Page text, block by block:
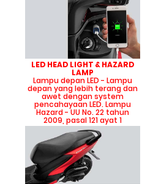
LED HEAD LIGHT & HAZARD
LAMP
Lampu depan LED - Lampu
depan yang lebih terang dan
awet dengan system
pencahayaan LED. Lampu
Hazard - UU No. 22 tahun
2009, pasal 121 ayat 1